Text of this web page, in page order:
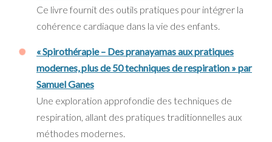
Ce livre fournit des outils pratiques pour intégrer la
cohérence cardiaque dans la vie des enfants.
« Spirothérapie – Des pranayamas aux pratiques
modernes, plus de 50 techniques de respiration » par
Samuel Ganes
Une exploration approfondie des techniques de
respiration, allant des pratiques traditionnelles aux
méthodes modernes.